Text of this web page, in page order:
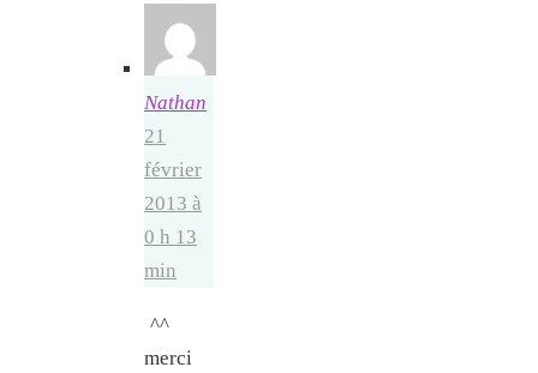
Nathan
21
février
2013 à
0 h 13
min
^^
merci